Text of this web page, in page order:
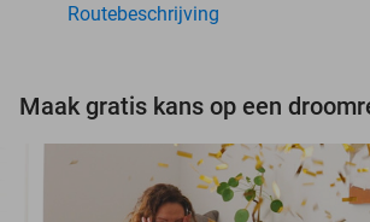
Routebeschrijving